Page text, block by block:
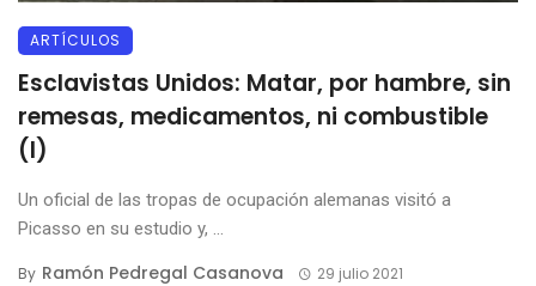
ARTÍCULOS
Esclavistas Unidos: Matar, por hambre, sin
remesas, medicamentos, ni combustible
(I)
Un oficial de las tropas de ocupación alemanas visitó a
Picasso en su estudio y, ...
By Ramón Pedregal Casanova 29 julio 2021